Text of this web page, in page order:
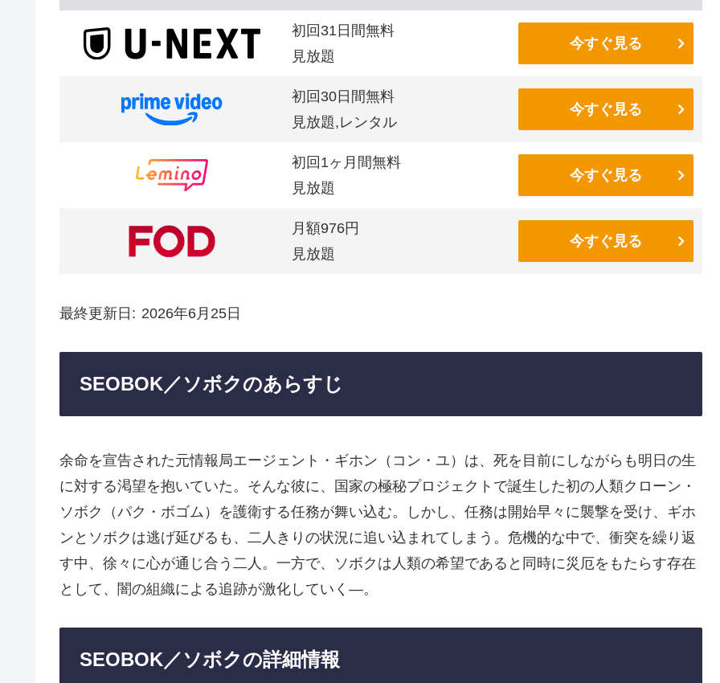
初回31日間無料
見放題
今すぐ見る
初回30日間無料
見放題,レンタル
今すぐ見る
初回1ヶ月間無料
見放題
今すぐ見る
月額976円
見放題
今すぐ見る
最終更新日 2026年6月25日
SEOBOK／ソボクのあらすじ
余命を宣告された元情報局エージェント・ギホン（コン・ユ）は、死を目前にしながらも明日の生
に対する渇望を抱いていた。そんな彼に、国家の極秘プロジェクトで誕生した初の人類クローン・
ソボク（パク・ボゴム）を護衛する任務が舞い込む。しかし、任務は開始早々に襲撃を受け、ギホ
ンとソボクは逃げ延びるも、二人きりの状況に追い込まれてしまう。危機的な中で、衝突を繰り返
す中、徐々に心が通じ合う二人。一方で、ソボクは人類の希望であると同時に災厄をもたらす存在
として、闇の組織による追跡が激化していく―。
SEOBOK／ソボクの詳細情報